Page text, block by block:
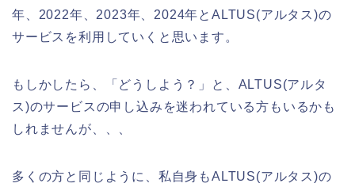
年、2022年、2023年、2024年とALTUS(アルタス)の
サービスを利用していくと思います。
もしかしたら、「どうしよう？」と、ALTUS(アルタ
ス)のサービスの申し込みを迷われている方もいるかも
しれませんが、、、
多くの方と同じように、私自身もALTUS(アルタス)の